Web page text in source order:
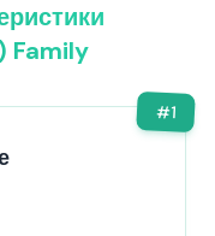
Family
#1